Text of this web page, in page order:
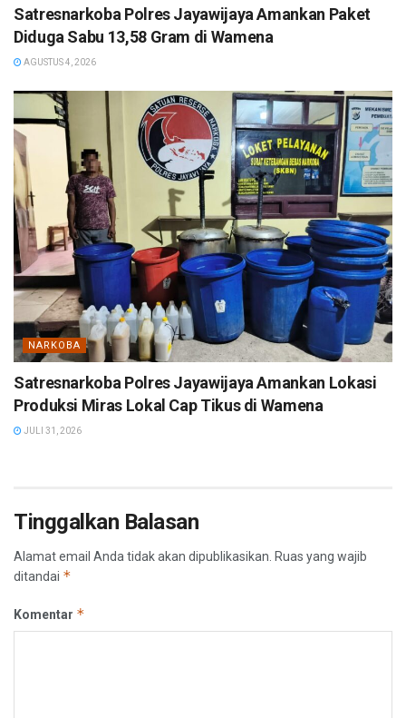
Satresnarkoba Polres Jayawijaya Amankan Paket
Diduga Sabu 13,58 Gram di Wamena
AGUSTUS 4, 2026
NARKOBA
Satresnarkoba Polres Jayawijaya Amankan Lokasi
Produksi Miras Lokal Cap Tikus di Wamena
JULI 31, 2026
Tinggalkan Balasan
Alamat email Anda tidak akan dipublikasikan. Ruas yang wajib
ditandai *
Komentar *